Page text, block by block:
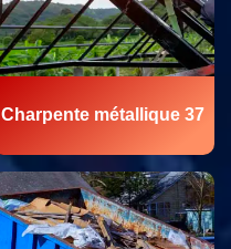
Charpente métallique 37